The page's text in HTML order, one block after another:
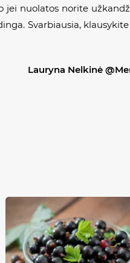
jei nuolatos norite
Svarbiausia, klausykite
Lauryna Nelkinė